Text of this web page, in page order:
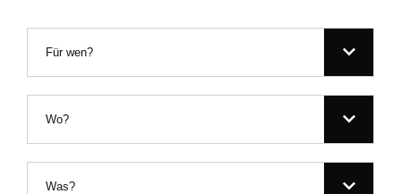
Für wen?
Wo?
Was?